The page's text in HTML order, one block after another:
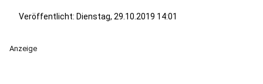
Veröffentlicht: Dienstag, 29.10.2019 14:01
Anzeige